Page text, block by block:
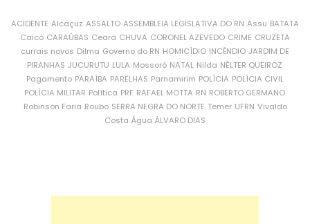
ACIDENTE Alcaçuz ASSALTO ASSEMBLEIA LEGISLATIVA DO RN Assu BATATA
Caicó CARAÚBAS Ceará CHUVA CORONEL AZEVEDO CRIME CRUZETA
currais novos Dilma Governo do RN HOMICÍDIO INCÊNDIO JARDIM DE
PIRANHAS JUCURUTU LULA Mossoró NATAL Nilda NÉLTER QUEIROZ
Pagamento PARAÍBA PARELHAS Parnamirim POLÍCIA POLÍCIA CIVIL
POLÍCIA MILITAR Política PRF RAFAEL MOTTA RN ROBERTO GERMANO
Robinson Faria Roubo SERRA NEGRA DO NORTE Temer UFRN Vivaldo
Costa Água ÁLVARO DIAS